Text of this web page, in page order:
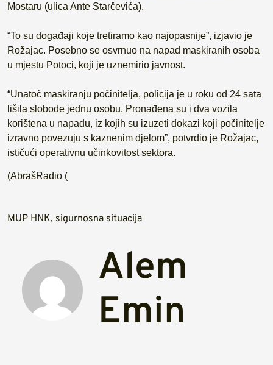
Mostaru (ulica Ante Starčevića).
“To su događaji koje tretiramo kao najopasnije”, izjavio je
Rožajac. Posebno se osvrnuo na napad maskiranih osoba
u mjestu Potoci, koji je uznemirio javnost.
“Unatoč maskiranju počinitelja, policija je u roku od 24 sata
lišila slobode jednu osobu. Pronađena su i dva vozila
korištena u napadu, iz kojih su izuzeti dokazi koji počinitelje
izravno povezuju s kaznenim djelom”, potvrdio je Rožajac,
ističući operativnu učinkovitost sektora.
(AbrašRadio (
MUP HNK, sigurnosna situacija
Alem
Emin